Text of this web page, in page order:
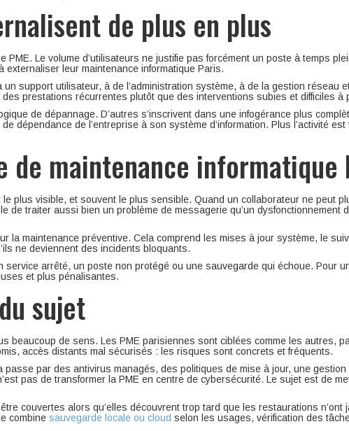
de plus en plus
Le volume d’utilisateurs ne justifie pas forcément un poste à temps
leur maintenance informatique Paris.
support utilisateur, à de l’administration système, à de la gestion réseau
prestations récurrentes plutôt que des interventions subies et difficiles à
de dépannage. D’autres s’inscrivent dans une infogérance plus
dépendance de l’entreprise à son système d’information. Plus l’activité
de maintenance informatique
plus visible, et souvent le plus sensible. Quand un collaborateur ne peut
traiter aussi bien un problème de messagerie qu’un dysfonctionnement
maintenance préventive. Cela comprend les mises à jour système, le
ne deviennent des incidents bloquants.
arrêté, un poste non protégé ou une sauvegarde qui échoue. Pour
et plus pénalisantes.
sujet
beaucoup de sens. Les PME parisiennes sont ciblées comme les autres,
accès distants mal sécurisés : les risques sont concrets et fréquents.
par des antivirus managés, des politiques de mise à jour, une
pas de transformer la PME en centre de cybersécurité. Le sujet est de
couvertes alors qu’elles découvrent trop tard que les restaurations
combine sauvegarde locale ou cloud selon les usages, vérification des